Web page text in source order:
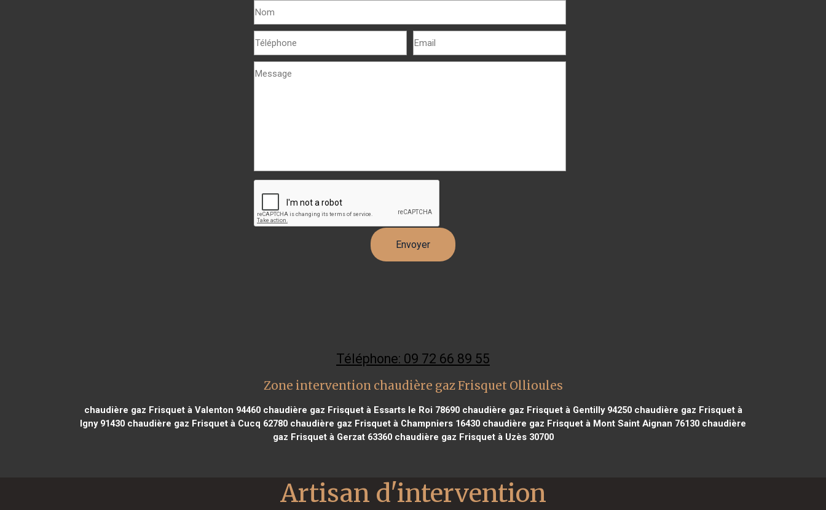
Téléphone: 09 72 66 89 55
Zone intervention chaudière gaz Frisquet Ollioules
chaudière gaz Frisquet à Valenton 94460chaudière gaz Frisquet à Essarts le Roi 78690chaudière gaz Frisquet à Gentilly 94250chaudière gaz Frisquet à
Igny 91430 chaudière gaz Frisquet à Cucq 62780 chaudière gaz Frisquet à Champniers 16430 chaudière gaz Frisquet à Mont Saint Aignan 76130 chaudière
gaz Frisquet à Gerzat 63360chaudière gaz Frisquet à Uzès 30700
Artisan d'intervention